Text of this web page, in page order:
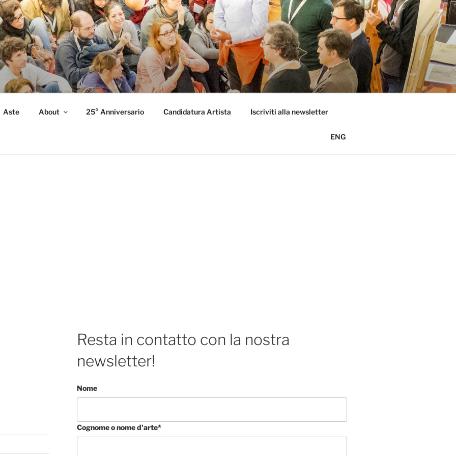
Aste About 25° Anniversario Candidatura Artista Iscriviti alla newsletter
ENG
Resta in contatto con la nostra
newsletter!
Nome
Cognome o nome d'arte*